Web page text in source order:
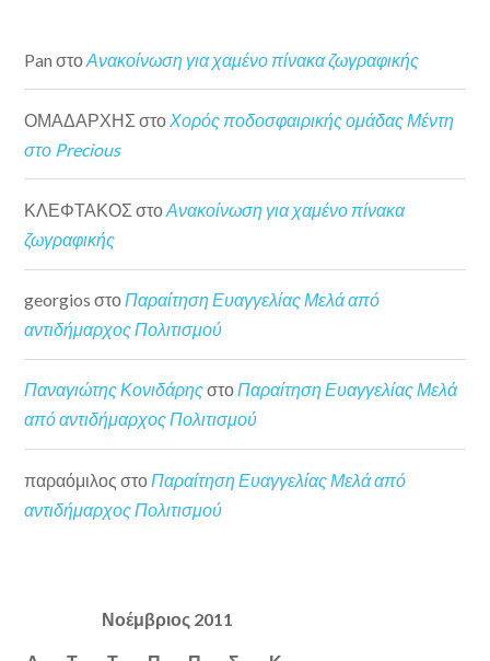
Pan στοΑνακοίνωση για χαμένο πίνακα ζωγραφικής
ΟΜΑΔΑΡΧΗΣ στοΧορός ποδοσφαιρικής ομάδας Μέντη
στο Precious
ΚΛΕΦΤΑΚΟΣ στοΑνακοίνωση για χαμένο πίνακα
ζωγραφικής
georgios στοΠαραίτηση Ευαγγελίας Μελά από
αντιδήμαρχος Πολιτισμού
Παναγιώτης ΚονιδάρηςστοΠαραίτηση Ευαγγελίας Μελά
από αντιδήμαρχος Πολιτισμού
παραόμιλος στο Παραίτηση Ευαγγελίας Μελά από
αντιδήμαρχος Πολιτισμού
Νοέμβριος 2011